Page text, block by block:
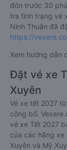
đón trước 30
tra tình trạng vé
Ninh Thuận đã
https://
Xem hướng dẫn
Đặt vé xe
Xuyên
Vé xe tết 2027
công bố.
vé xe Tết 2027
của các hãng
Xuyên và Mỹ